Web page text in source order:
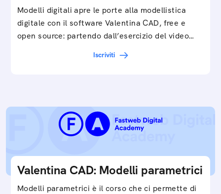
Modelli digitali apre le porte alla modellistica
digitale con il software Valentina CAD, free e
open source: partendo dall’esercizio del video…
Iscriviti
Valentina CAD: Modelli parametrici
Modelli parametrici è il corso che ci permette di